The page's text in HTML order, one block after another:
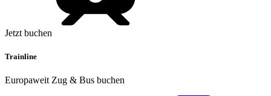
Jetzt buchen
Trainline
Europaweit Zug & Bus buchen